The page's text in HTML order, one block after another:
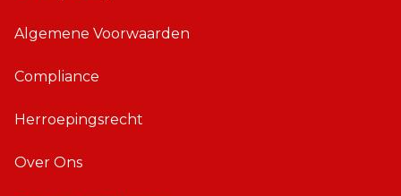
Algemene Voorwaarden
Compliance
Herroepingsrecht
Over Ons